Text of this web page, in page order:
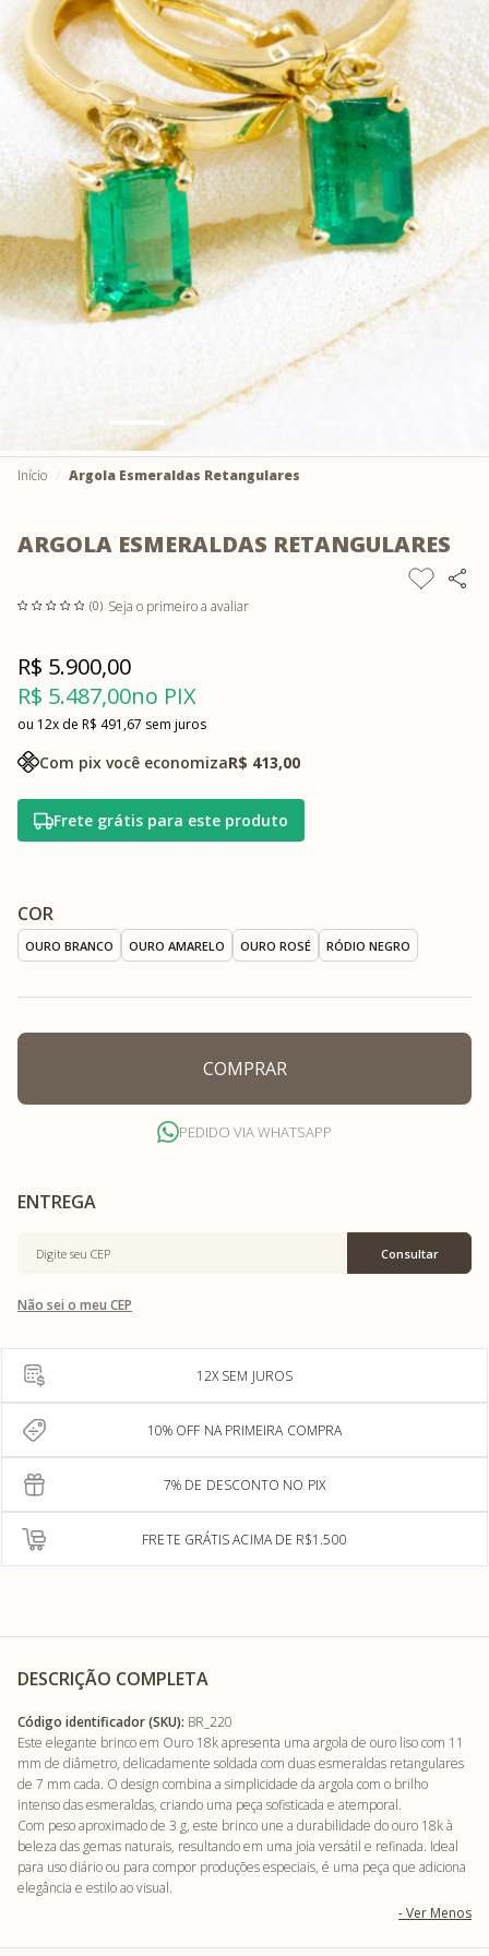
Início Argola Esmeraldas Retangulares
ARGOLA ESMERALDAS RETANGULARES
(0) Seja o primeiro a avaliar
R$ 5.487,00no PIX
R$ 5.900,00
12x R$ 491,67 sem juros
Com pix você economizaR$ 413,00
Frete grátis para este produto
COR
OURO BRANCO OURO AMARELO OURO ROSÉ RÓDIO NEGRO
COMPRAR
PEDIDO VIA WHATSAPP
Não sei o meu CEP
12X SEM JUROS
10% OFF NA PRIMEIRA COMPRA
7% DE DESCONTO NO PIX
FRETE GRÁTIS ACIMA DE R$1.500
DESCRIÇÃO COMPLETA
Código identificador (SKU): BR_220
Este elegante brinco em Ouro 18k apresenta uma argola de ouro liso com 11
mm de diâmetro, delicadamente soldada com duas esmeraldas retangulares
de 7 mm cada. O design combina a simplicidade da argola com o brilho
intenso das esmeraldas, criando uma peça sofisticada e atemporal.
Com peso aproximado de 3 g, este brinco une a durabilidade do ouro 18k à
beleza das gemas naturais, resultando em uma joia versátil e refinada. Ideal
para uso diário ou para compor produções especiais, é uma peça que adiciona
elegância e estilo ao visual.